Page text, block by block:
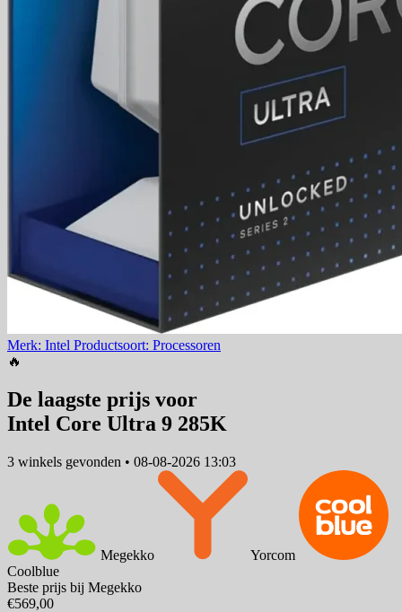
Merk: Intel Productsoort: Processoren
🔥
De laagste prijs voor
Intel Core Ultra 9 285K
3 winkels gevonden • 08-08-2026 13:03
Megekko
Yorcom
Coolblue
Beste prijs bij Megekko
€569,00